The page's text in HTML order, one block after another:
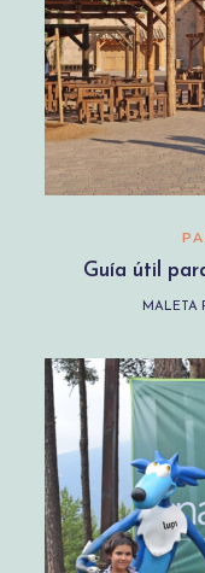
Guía útil
MALETA